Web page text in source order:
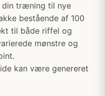
din træning til nye
bestående af 100
til både riffel og
mønstre og
kan være genereret